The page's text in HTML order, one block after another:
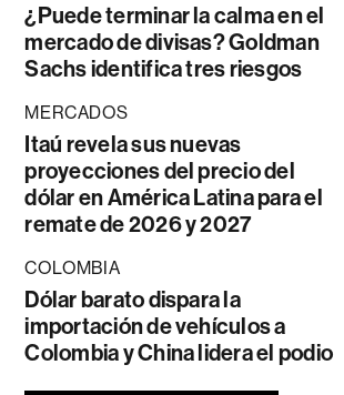
¿Puede terminar la calma en el
mercado de divisas? Goldman
Sachs identifica tres riesgos
MERCADOS
Itaú revela sus nuevas
proyecciones del precio del
dólar en América Latina para el
remate de 2026 y 2027
COLOMBIA
Dólar barato dispara la
importación de vehículos a
Colombia y China lidera el podio